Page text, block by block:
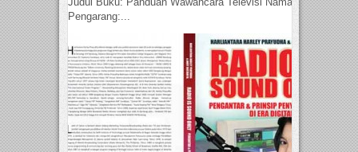
Pengarang:...